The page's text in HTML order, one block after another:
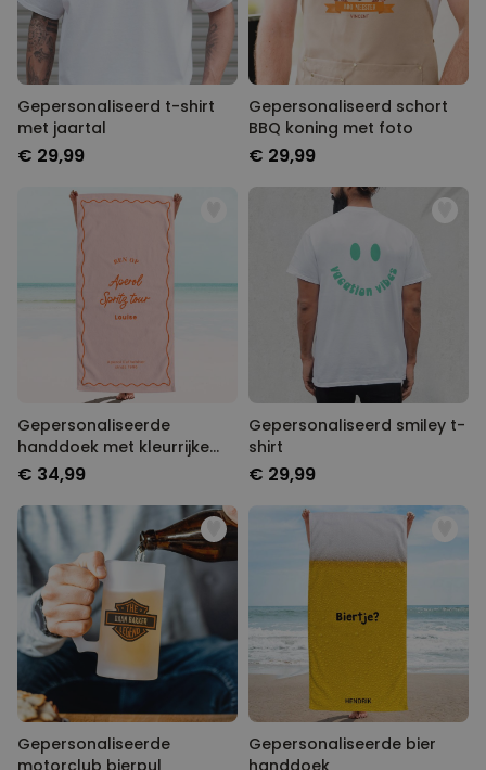
Gepersonaliseerd t-shirt
met jaartal
€ 29,99
Gepersonaliseerd schort
BBQ koning met foto
€ 29,99
Gepersonaliseerde
handdoek met kleurrijke
achtergrond en tekst
€ 34,99
Gepersonaliseerd smiley t-
shirt
€ 29,99
Gepersonaliseerde
Gepersonaliseerde bier